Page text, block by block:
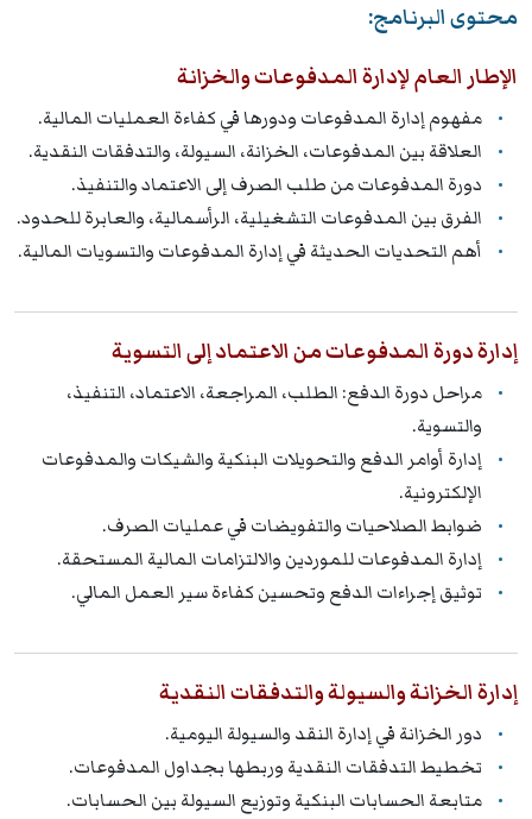
محتوى البرنامج:
الإطار العام لإدارة المدفوعات والخزانة
مفهوم إدارة المدفوعات ودورها في كفاءة العمليات المالية.
العلاقة بين المدفوعات، الخزانة، السيولة، والتدفقات النقدية.
دورة المدفوعات من طلب الصرف إلى الاعتماد والتنفيذ.
الفرق بين المدفوعات التشغيلية، الرأسمالية، والعابرة للحدود.
أهم التحديات الحديثة في إدارة المدفوعات والتسويات المالية.
إدارة دورة المدفوعات من الاعتماد إلى التسوية
مراحل دورة الدفع: الطلب، المراجعة، الاعتماد، التنفيذ،
والتسوية.
إدارة أوامر الدفع والتحويلات البنكية والشيكات والمدفوعات
الإلكترونية.
ضوابط الصلاحيات والتفويضات في عمليات الصرف.
إدارة المدفوعات للموردين والالتزامات المالية المستحقة.
توثيق إجراءات الدفع وتحسين كفاءة سير العمل المالي.
إدارة الخزانة والسيولة والتدفقات النقدية
دور الخزانة في إدارة النقد والسيولة اليومية.
تخطيط التدفقات النقدية وربطها بجداول المدفوعات.
متابعة الحسابات البنكية وتوزيع السيولة بين الحسابات.